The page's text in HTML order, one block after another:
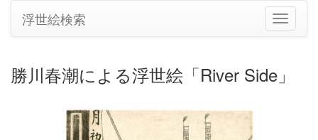
ナ
ビ
シ
浮世絵検索
勝川春潮による浮世絵「River Side」